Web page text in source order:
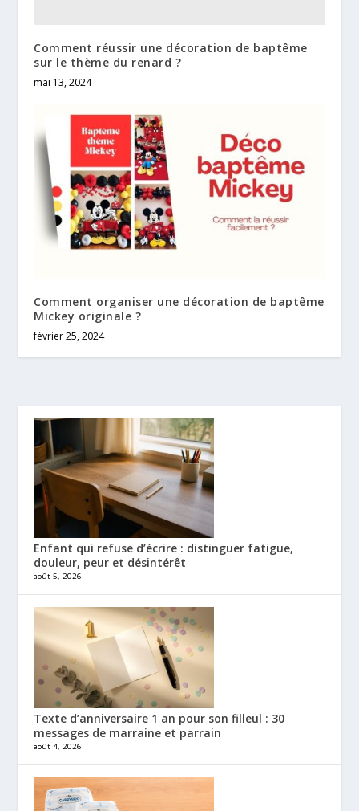
Comment réussir une décoration de baptême
sur le thème du renard ?
mai 13, 2024
Comment organiser une décoration de baptême
Mickey originale ?
février 25, 2024
Enfant qui refuse d’écrire : distinguer fatigue,
douleur, peur et désintérêt
août 5, 2026
Texte d’anniversaire 1 an pour son filleul : 30
messages de marraine et parrain
août 4, 2026